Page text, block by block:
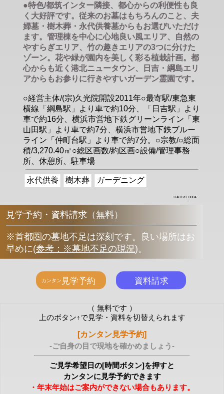
●特色/都筑インター隣接、都心からの利便性も良
く大好評です。従来のお墓はもちろんのこと、夫
婦墓・樹木葬・永代供養墓からもお選びいただけ
ます。管理棟を中心に心地良い風エリア、自然の
やすらぎエリア、竹の趣きエリアの3つに分けた
ゾーン。花や緑が園内を美しく彩る植栽計画。都
心からも近く港北ニュータウン、日吉・綱島エリ
アからもお参りに行きやすいガーデン霊園です。
○経営主体/(宗)久光院開設2011年○最寄駅/東急東
横線「綱島駅」より車で約10分、「日吉駅」より
車で約16分、横浜市営地下鉄グリーンライン「東
山田駅」より車で約7分、横浜市営地下鉄ブルー
ライン「仲町台駅」より車で約7分。○宗教/○総面
積/3,270.40㎡○総区画数/約区画○設備/管理事務
所、休憩所、駐車場
永代供養 樹木葬 ガーデニング
1140120_0004
見学予約・資料請求（無料）
※首都圏の墓地不足は深刻です。良い場所はお
早めに(参考：※墓地不足の現況)。
（ 無料です ）
上のボタン↑で見学・資料を切替えられます
[カンタン見学予約]
-ご自身の目で現地を確かめましょう-
ご見学希望日の[時間ボタン]を押すと
カンタンに見学予約できます
・年末年始はご案内ができない場合もあります。